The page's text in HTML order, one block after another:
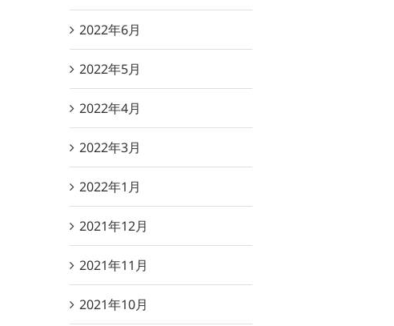
2022年6月
2022年5月
2022年4月
2022年3月
2022年1月
2021年12月
2021年11月
2021年10月